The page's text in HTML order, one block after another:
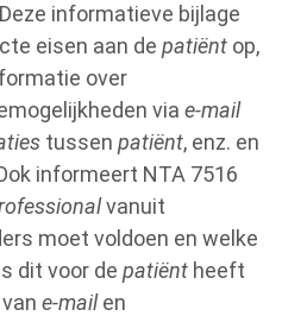
informatieve bijlage
eisen aan de patiënt op,
over
via e-mail
tussen patiënt, enz. en
informeert NTA 7516
vanuit
moet voldoen en welke
dit voor de patiënt heeft
e-mailen